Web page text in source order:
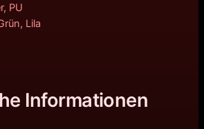
PU
Lila
Informationen